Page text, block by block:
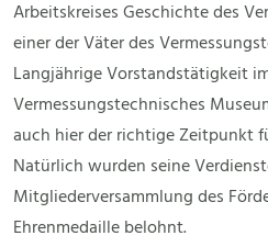
Arbeitskreises Geschichte des
einer der Väter des
Langjährige Vorstandstätigkeit
Vermessungstechnisches
auch hier der richtige Zeitpunkt
Natürlich wurden seine
Mitgliederversammlung des
Ehrenmedaille belohnt.